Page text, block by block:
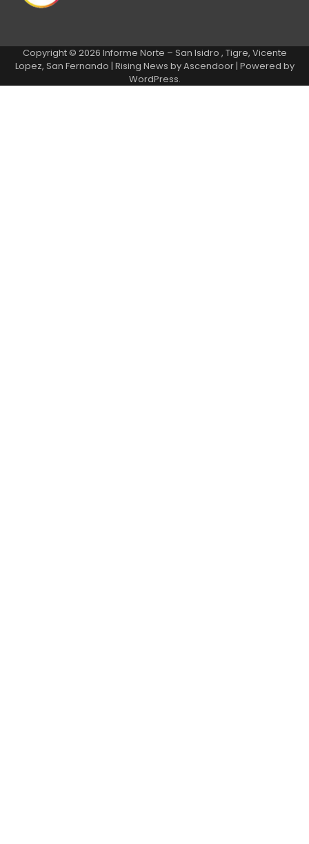
Copyright © 2026 Informe Norte – San Isidro , Tigre, Vicente
Lopez, San Fernando | Rising News byAscendoor| Powered by
WordPress.